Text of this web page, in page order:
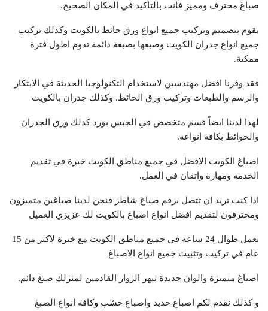
صباغ محترف ومميز فانت بالتأكيد في المكان الصحيح.
نقوم بتصميم وتركيب جميع انواع ورق حائط بالكويت وكذلك تركيب
جميع انواع جدران الكويت وصبغها بصبغة دائمة تدوم اطول فترة
ممكنة.
فقد وفرنا افضل مهندسين لاستخدام التكنولوجيا الحديثة في الابتكار
والرسم والطبعات وتركيب ورق الحائط. وكذلك جدران بالكويت
لهذا لدينا ايضاً قسم متخصص في الجبس بورد كذلك ورق الجدران
والحوائط بكافة انواعه.
اصباغ الكويت الافضل في جميع مناطق الكويت خبرة في تقديم
الخدمة ومهارة واتقان في العمل.
اذا كنت تريد ان تتصل برقم صباغ شاطر فنحن لدينا صباغين متميزون
ومحترفون لتقديم افضل انواع اصباغ بالكويت لك عزيزي العميل
نعمل طوال 24 ساعه في جميع مناطق الكويت مع خبرة لاكثر من 15
عام في تركيب وتثبيت جميع انواع الاصباغ
اصباغ متميزة والوان جديدة تبهر الزوار القادمين لمنزلك صبغ دائم.
و كذلك نقدم لكم اصباغ حديد واصباغ خشب وكافة انواع الصبغ